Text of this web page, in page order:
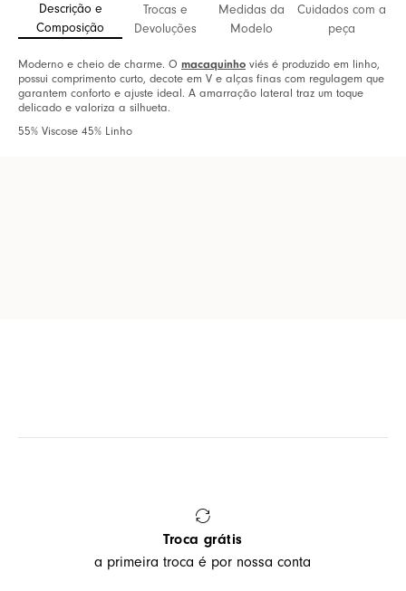
Descrição e
Composição
Trocas e
Devoluções
Medidas da
Modelo
Cuidados com a
peça
Moderno e cheio de charme. O macaquinho viés é produzido em linho,
possui comprimento curto, decote em V e alças finas com regulagem que
garantem conforto e ajuste ideal. A amarração lateral traz um toque
delicado e valoriza a silhueta.
55% Viscose 45% Linho
Troca grátis
a primeira troca é por nossa conta